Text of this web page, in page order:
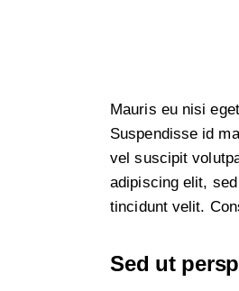
Mauris eu nisi
Suspendisse id
vel suscipit
adipiscing elit,
tincidunt velit.
Sed ut